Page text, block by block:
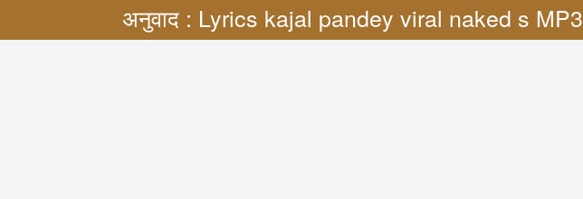
अनुवाद : Lyrics kajal pandey viral naked s MP3